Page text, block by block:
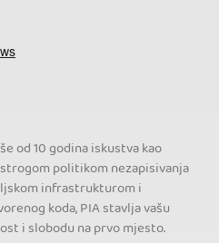
od 10 godina iskustva kao
politikom nezapisivanja
infrastrukturom i
koda, PIA stavlja vašu
i slobodu na prvo mjesto.